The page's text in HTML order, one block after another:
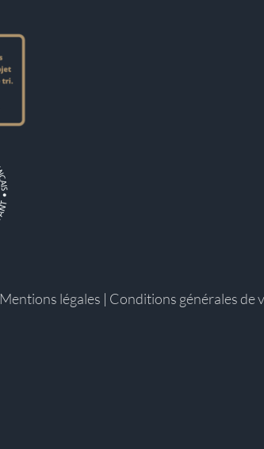
Mentions légales | Conditions générales de